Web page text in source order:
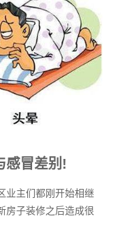
感冒差别!
主们都刚开始相继
房子装修之后造成很